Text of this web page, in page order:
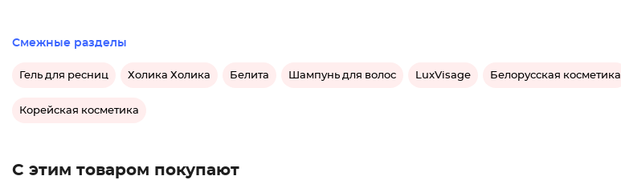
Смежные разделы
Гель для ресниц Холика Холика Белита Шампунь для волос LuxVisage Белорусская косметика
Корейская косметика
С этим товаром покупают